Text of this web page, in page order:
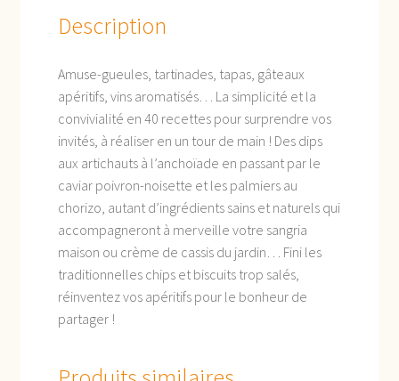
Description
Amuse-gueules, tartinades, tapas, gâteaux
apéritifs, vins aromatisés… La simplicité et la
convivialité en 40 recettes pour surprendre vos
invités, à réaliser en un tour de main ! Des dips
aux artichauts à l’anchoïade en passant par le
caviar poivron-noisette et les palmiers au
chorizo, autant d’ingrédients sains et naturels qui
accompagneront à merveille votre sangria
maison ou crème de cassis du jardin… Fini les
traditionnelles chips et biscuits trop salés,
réinventez vos apéritifs pour le bonheur de
partager !